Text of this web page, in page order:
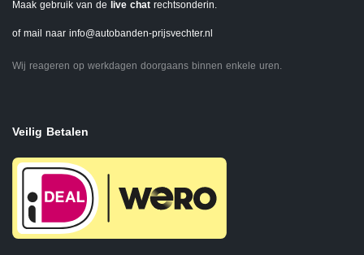
Maak gebruik van de live chat rechtsonderin.
of mail naar info@autobanden-prijsvechter.nl
Wij reageren op werkdagen doorgaans binnen enkele uren.
Veilig Betalen